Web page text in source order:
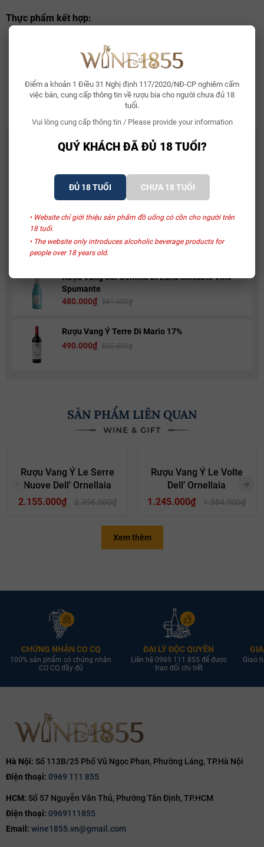
Điểm a khoản 1 Điều 31 Nghị định 117/2020/NĐ-CP nghiêm cấm
việc bán, cung cấp thông tin về rượu bia cho người chưa đủ 18
tuổi.
Vui lòng cung cấp thông tin / Please provide your information
QUÝ KHÁCH ĐÃ ĐỦ 18 TUỔI?
ĐỦ 18 TUỔI CHƯA 18 TUỔI
• Website chỉ giới thiệu sản phẩm đồ uống có cồn cho người trên
18 tuổi.
• The website only introduces alcoholic beverage products for
people over 18 years old.
Thực phẩm kết hợp:
Thịt nai bỏ lò với thảo mộc tự nhiên
Alc: 14.0%
CÓ THỂ BẠN THÍCH
2.150.000₫
Bia Bỉ Trappistes Rochefort 10
150.000₫
Rượu Vang Sủi Gemma Di Luna Moscato Vino
Spumante
480.000₫ 581.000₫
Rượu Vang Ý Terre Di Mario 17%
490.000₫ 632.500₫
SẢN PHẨM LIÊN QUAN
Rượu Vang Ý Le Serre
Nuove Dell’ Ornellaia
2.155.000₫
2.396.000₫
Rượu Vang Ý Le Volte
Dell’ Ornellaia
1.245.000₫
1.384.000₫
Xem thêm
CHỨNG NHẬN CO CQ
100% sản phẩm có chứng nhận
CO CQ đầy đủ
ĐẠI LÝ ĐỘC QUYỀN
Liên hệ 0969 111 855 để được
trao đổi chi tiết
Giao
Hà Nội: Số 113B/25 Phố Vũ Ngọc Phan, Phường Láng, TP.Hà Nội
Điện thoại: 0969 111 855
HCM: Số 57 Nguyễn Văn Thủ, Phường Tân Định, TP.HCM
Điện thoại: 0969111855
Email: wine1855.vn@gmail.com